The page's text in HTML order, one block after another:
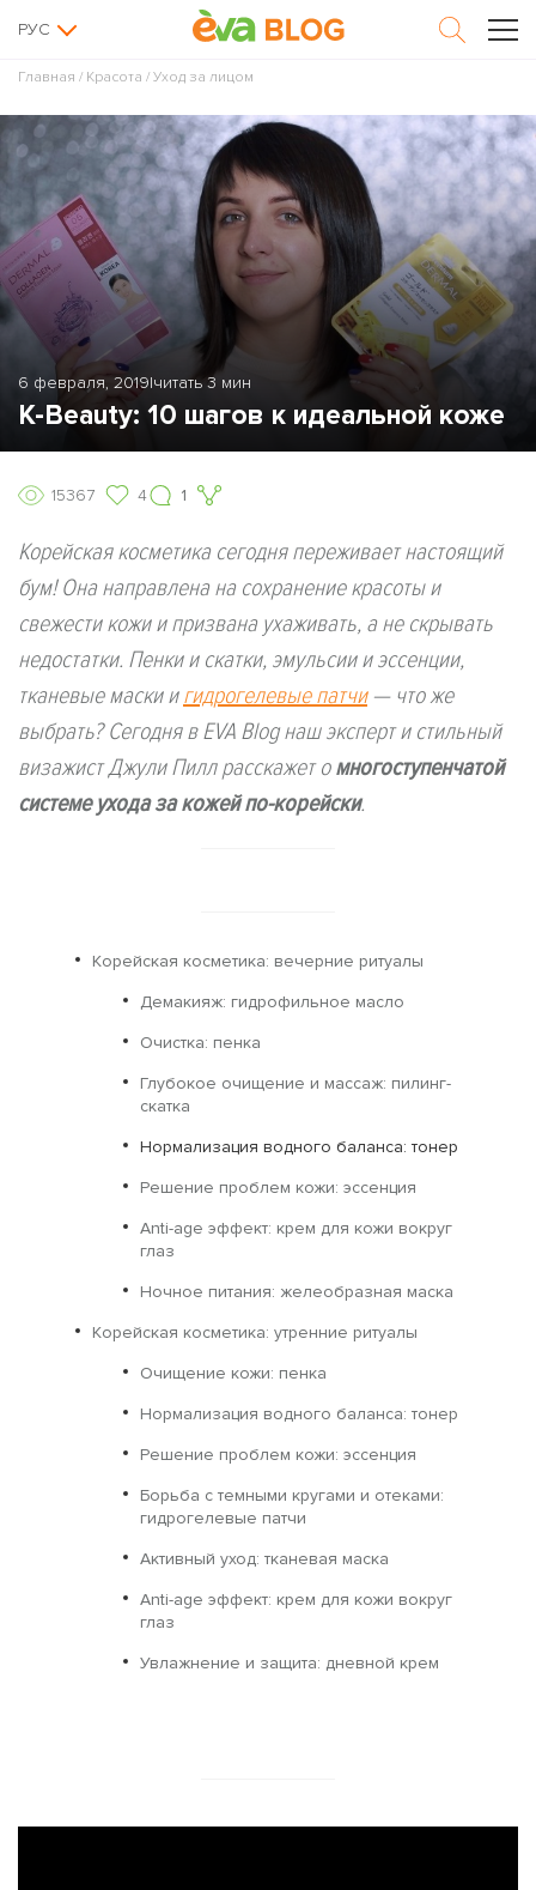
РУС
Главная / Красота / Уход за лицом
6 февраля, 2019|читать 3 мин
K-Beauty: 10 шагов к идеальной коже
15367 4 1
Корейская косметика сегодня переживает настоящий
бум! Она направлена ​​на сохранение красоты и
свежести кожи и призвана ухаживать, а не скрывать
недостатки. Пенки и скатки, эмульсии и эссенции,
тканевые маски игидрогелевые патчи— что же
выбрать? Сегодня в EVA Blog наш эксперт и стильный
визажист Джули Пилл расскажет омногоступенчатой
системе ухода за кожей по-корейски.
Корейская косметика: вечерние ритуалы
Демакияж: гидрофильное масло
Очистка: пенка
Глубокое очищение и массаж: пилинг-
скатка
Нормализация водного баланса: тонер
Решение проблем кожи: эссенция
Anti-age эффект: крем для кожи вокруг
глаз
Ночное питания: желеобразная маска
Корейская косметика: утренние ритуалы
Очищение кожи: пенка
Нормализация водного баланса: тонер
Решение проблем кожи: эссенция
Борьба с темными кругами и отеками:
гидрогелевые патчи
Активный уход: тканевая маска
Anti-age эффект: крем для кожи вокруг
глаз
Увлажнение и защита: дневной крем